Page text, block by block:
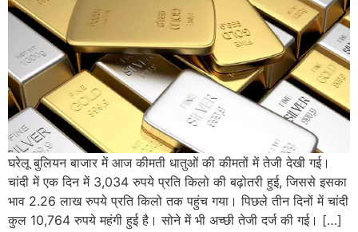
घरेलू बुलियन बाजार में आज कीमती धातुओं की कीमतों में तेजी देखी गई।
चांदी में एक दिन में 3,034 रुपये प्रति किलो की बढ़ोतरी हुई, जिससे इसका
भाव 2.26 लाख रुपये प्रति किलो तक पहुंच गया। पिछले तीन दिनों में चांदी
कुल 10,764 रुपये महंगी हुई है। सोने में भी अच्छी तेजी दर्ज की गई। […]